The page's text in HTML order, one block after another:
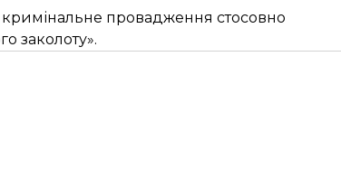
кримінальне провадження стосовно
заколоту».